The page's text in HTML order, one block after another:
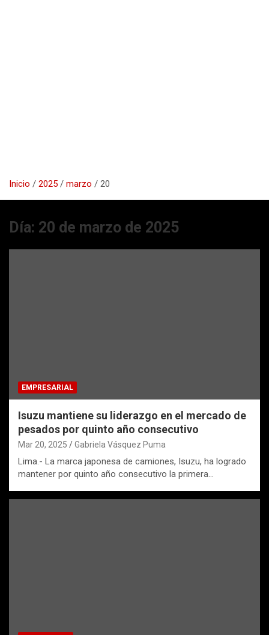
Inicio 2025 marzo 20
Día: 20 de marzo de 2025
EMPRESARIAL
Isuzu mantiene su liderazgo en el mercado de
pesados por quinto año consecutivo
Mar 20, 2025 Gabriela Vásquez Puma
Lima.- La marca japonesa de camiones, Isuzu, ha logrado
mantener por quinto año consecutivo la primera…